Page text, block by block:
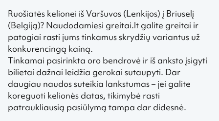
Ruošiatės kelionei iš Varšuvos (Lenkijos) į Briuselį
(Belgiją)? Naudodamiesi greitai.lt galite greitai ir
patogiai rasti jums tinkamus skrydžių variantus už
konkurencingą kainą.
Tinkamai pasirinkta oro bendrovė ir iš anksto įsigyti
bilietai dažnai leidžia gerokai sutaupyti. Dar
daugiau naudos suteikia lankstumas – jei galite
koreguoti kelionės datas, tikimybė rasti
patraukliausią pasiūlymą tampa dar didesnė.